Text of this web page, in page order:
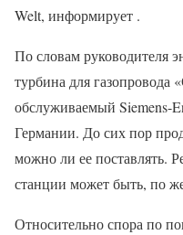
Welt, информирует .
По словам руководителя
турбина для газопровода
обслуживаемый Siemens-
Германии. До сих пор
можно ли ее поставлять.
станции может быть, по
Относительно спора по